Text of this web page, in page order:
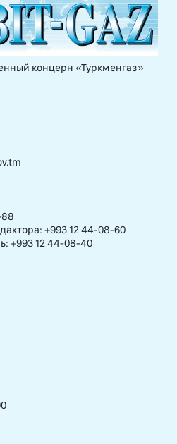
концерн «Туркменгаз»
+993 12 44-08-60
+993 12 44-08-40